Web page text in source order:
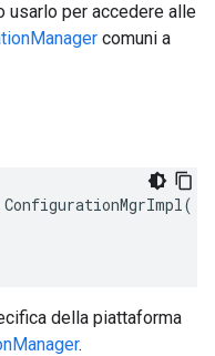
usarlo per accedere alle
comuni a
della piattaforma
.